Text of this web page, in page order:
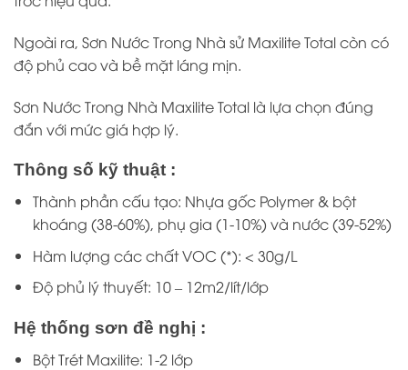
Ngoài ra, Sơn Nước Trong Nhà sử Maxilite Total còn có
độ phủ cao và bề mặt láng mịn.
Sơn Nước Trong Nhà Maxilite Total là lựa chọn đúng
đắn với mức giá hợp lý.
Thông số kỹ thuật :
Thành phần cấu tạo: Nhựa gốc Polymer & bột
khoáng (38-60%), phụ gia (1-10%) và nước (39-52%)
Hàm lượng các chất VOC (*): < 30g/L
Độ phủ lý thuyết: 10 – 12m2/lít/lớp
Hệ thống sơn đề nghị :
Bột Trét Maxilite: 1-2 lớp